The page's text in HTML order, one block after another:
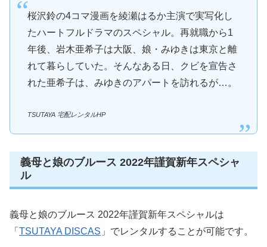
桜沢鈴の4コマ漫画を綾瀬はるか主演で実写化し
たハートフルドラマのスペシャル。再就職から1
年後、岩木亜希子は大阪、娘・みゆきは東京と離
れて暮らしていた。そんなある日、クビを宣告さ
れた亜希子は、みゆきのアパートを訪れるが…。
TSUTAYA 宅配レンタルHP
義母と娘のブルース 2022年謹賀新年スペシャ
ル
義母と娘のブルース 2022年謹賀新年スペシャルは
「 TSUTAYA DISCAS 」でレンタルすることが可能です。